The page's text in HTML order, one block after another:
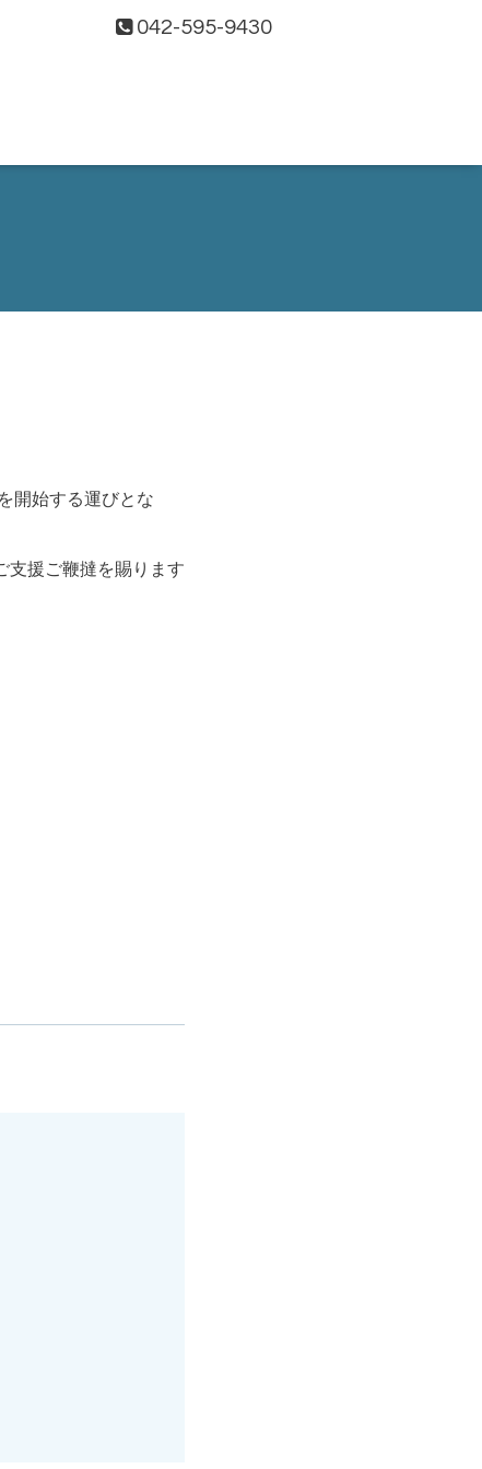
042-595-9430
開始する運びとな
支援ご鞭撻を賜ります